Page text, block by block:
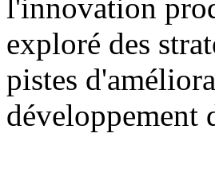
l'innovation
exploré des
pistes
développement